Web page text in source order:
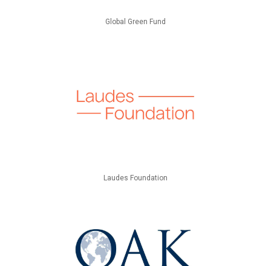
Global Green Fund
Laudes Foundation